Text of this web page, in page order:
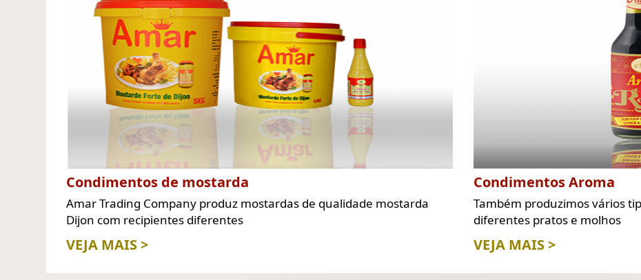
Condimentos de mostarda
Amar Trading Company produz mostardas de qualidade mostarda
Dijon com recipientes diferentes
VEJA MAIS >
Condimentos Aroma
Também produzimos vários
diferentes pratos e molhos
VEJA MAIS >